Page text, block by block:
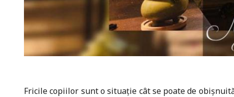
Fricile copiilor sunt o situaţie cât se poate de